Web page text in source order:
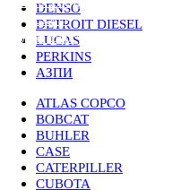
Lider-fors.ru@yandex.ru
+7 (495) 847-02-42
DENSO
DETROIT DIESEL
LUCAS
PERKINS
АЗПИ
ATLAS COPCO
BOBCAT
BUHLER
CASE
CATERPILLER
CUBOTA